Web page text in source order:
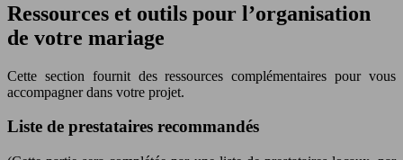
Ressources et outils pour l’organisation
de votre mariage
Cette section fournit des ressources complémentaires pour vous
accompagner dans votre projet.
Liste de prestataires recommandés